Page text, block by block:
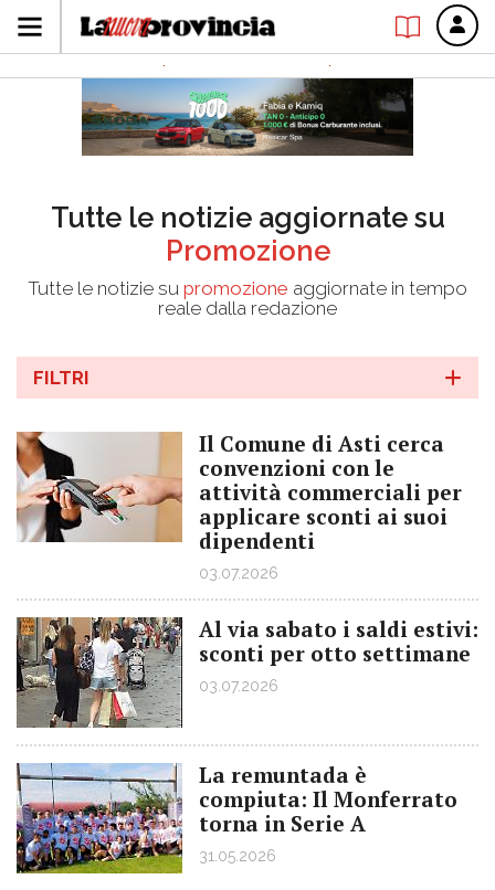
Tutte le notizie aggiornate su
Promozione
Tutte le notizie su promozione aggiornate in tempo
reale dalla redazione
FILTRI
Il Comune di Asti cerca
convenzioni con le
attività commerciali per
applicare sconti ai suoi
dipendenti
03.07.2026
Al via sabato i saldi estivi:
sconti per otto settimane
03.07.2026
La remuntada è
compiuta: Il Monferrato
torna in Serie A
31.05.2026